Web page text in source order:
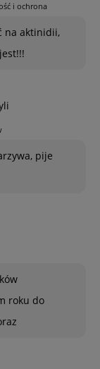
i ochrona
na aktinidii,
pije
roku do